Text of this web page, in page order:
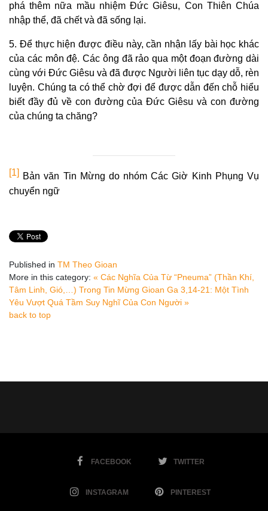
phá thêm nữa mầu nhiệm Đức Giêsu, Con Thiên Chúa
nhập thể, đã chết và đã sống lại.
5. Để thực hiện được điều này, cần nhận lấy bài học khác
của các môn đệ. Các ông đã rảo qua một đoạn đường dài
cùng với Đức Giêsu và đã được Người liên tục dạy dỗ, rèn
luyện. Chúng ta có thể chờ đợi để được dẫn đến chỗ hiểu
biết đầy đủ về con đường của Đức Giêsu và con đường
của chúng ta chăng?
[1] Bản văn Tin Mừng do nhóm Các Giờ Kinh Phụng Vụ
chuyển ngữ
Published in TM Theo Gioan
More in this category: « Các Nghĩa Của Từ “Pneuma” (Thần Khí,
Tâm Linh, Gió,…) Trong Tin Mừng Gioan Ga 3,14-21: Một Tình
Yêu Vượt Quá Tầm Suy Nghĩ Của Con Người »
back to top
FACEBOOK TWITTER
INSTAGRAM PINTEREST